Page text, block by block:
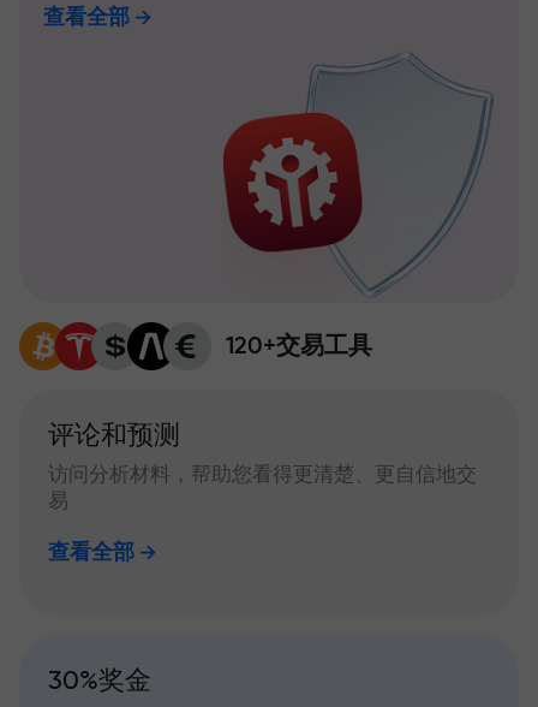
查看全部
120+交易工具
评论和预测
访问分析材料，帮助您看得更清楚、更自信地交
易
查看全部
30%奖金